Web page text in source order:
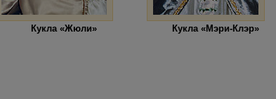
Кукла «Жюли» Кукла «Мэри-Клэр»